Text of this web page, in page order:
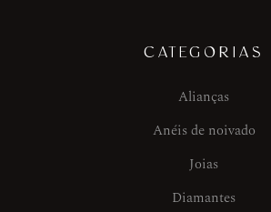
CATEGORIAS
Alianças
Anéis de noivado
Joias
Diamantes